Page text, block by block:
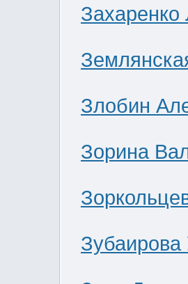
Злобин
Зорина
Зубаирова